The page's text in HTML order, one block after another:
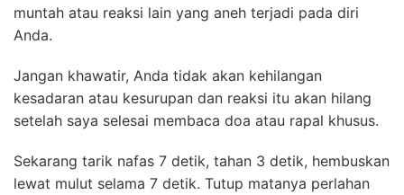
muntah atau reaksi lain yang aneh terjadi pada diri
Anda.
Jangan khawatir, Anda tidak akan kehilangan
kesadaran atau kesurupan dan reaksi itu akan hilang
setelah saya selesai membaca doa atau rapal khusus.
Sekarang tarik nafas 7 detik, tahan 3 detik, hembuskan
lewat mulut selama 7 detik. Tutup matanya perlahan